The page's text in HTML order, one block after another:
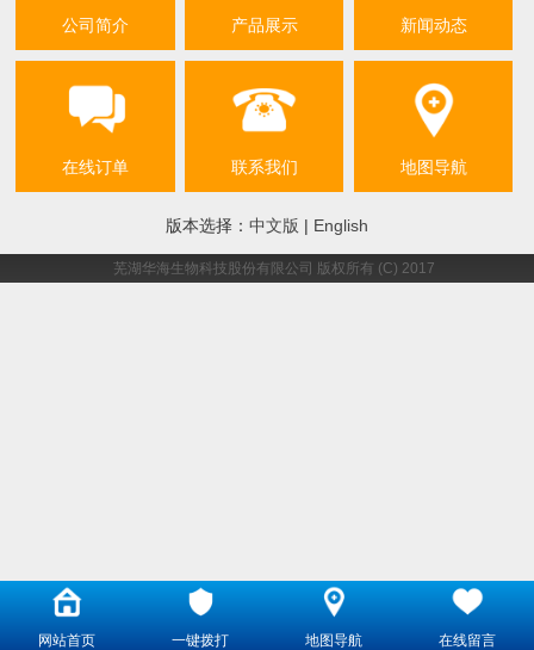
公司简介 产品展示 新闻动态
在线订单 联系我们 地图导航
版本选择： 中文版 | English
芜湖华海生物科技股份有限公司 版权所有 (C) 2017
网站首页 一键拨打 地图导航 在线留言